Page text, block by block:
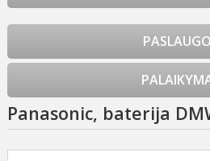
Panasonic, baterija